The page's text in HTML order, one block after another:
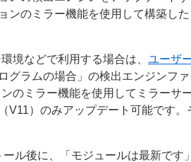
ンのミラー機能を使用して構築し
境などで利用する場合は、 ユーザ
グラムの場合」の検出エンジンフ
のミラー機能を使用してミラーサ
V11）のみアップデート可能です
ール後に、「モジュールは最新です